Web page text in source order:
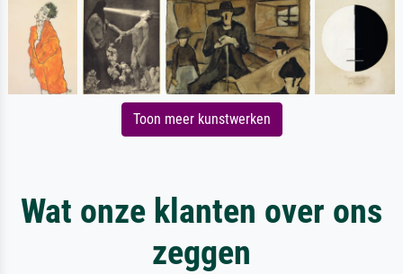
Toon meer kunstwerken
Wat onze klanten over ons
zeggen